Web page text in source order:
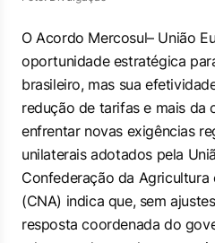
O Acordo Mercosul– União
oportunidade estratégica
brasileiro, mas sua
redução de tarifas e mais da
enfrentar novas exigências
unilaterais adotados pela
Confederação da Agricultura
(CNA) indica que, sem
resposta coordenada do